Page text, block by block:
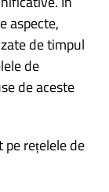
aspecte,
de timpul
de
de aceste
rețelele de